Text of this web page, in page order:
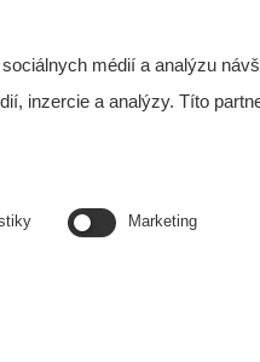
médií a analýzu
inzercie a analýzy. Títo
Marketing